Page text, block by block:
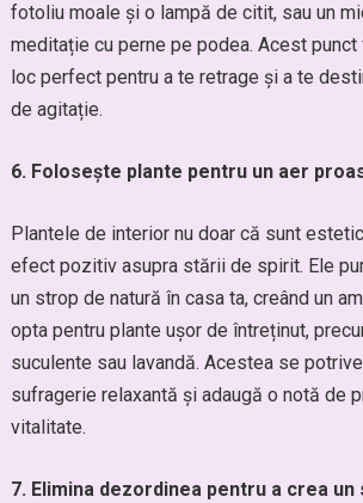
fotoliu moale și o lampă de citit, sau un
meditație cu perne pe podea. Acest
loc perfect pentru a te retrage și a te
de agitație.
6. Folosește plante pentru un aer
Plantele de interior nu doar că sunt
efect pozitiv asupra stării de spirit. Ele
un strop de natură în casa ta, creând un
opta pentru plante ușor de întreținut,
suculente sau lavandă. Acestea se
sufragerie relaxantă și adaugă o notă de
vitalitate.
7. Elimina dezordinea pentru a crea